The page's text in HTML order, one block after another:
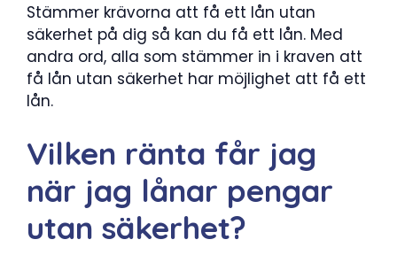
Stämmer krävorna att få ett lån utan
säkerhet på dig så kan du få ett lån. Med
andra ord, alla som stämmer in i kraven att
få lån utan säkerhet har möjlighet att få ett
lån.
Vilken ränta får jag
när jag lånar pengar
utan säkerhet?